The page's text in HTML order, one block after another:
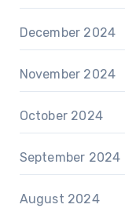
December 2024
November 2024
October 2024
September 2024
August 2024